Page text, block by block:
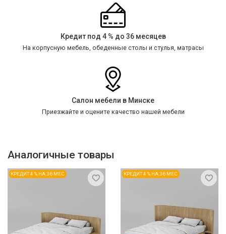
Кредит под 4 % до 36 месяцев
На корпусную мебель, обеденные столы и стулья, матрасы
Салон мебели в Минске
Приезжайте и оцените качество нашей мебели
Аналогичные товары
КРЕДИТ 4 % НА 36 МЕС КРЕДИТ 4 % НА 36 МЕС